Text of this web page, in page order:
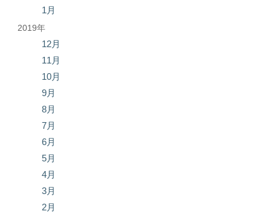
1月
2019年
12月
11月
10月
9月
8月
7月
6月
5月
4月
3月
2月